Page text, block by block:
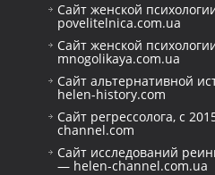
Сайт женской
povelitelnica.com.ua
Сайт женской
mnogolikaya.com.ua
Сайт альтернативной
helen-history.com
Сайт регрессолога, с
channel.com
Сайт исследований
— helen-channel.com.ua